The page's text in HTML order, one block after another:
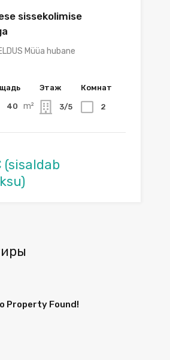
sissekolimise
Müüa hubane
40 m²
Этаж
3/5
Комнат
2
(sisaldab
Property Found!